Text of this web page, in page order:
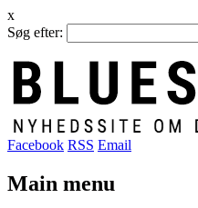
x
Søg efter:
Facebook RSS Email
Main menu